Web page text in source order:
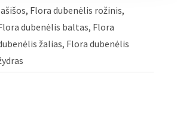
Flora dubenėlis rožinis,
dubenėlis baltas, Flora
žalias, Flora dubenėlis